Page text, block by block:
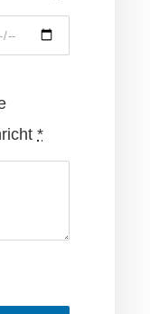
*